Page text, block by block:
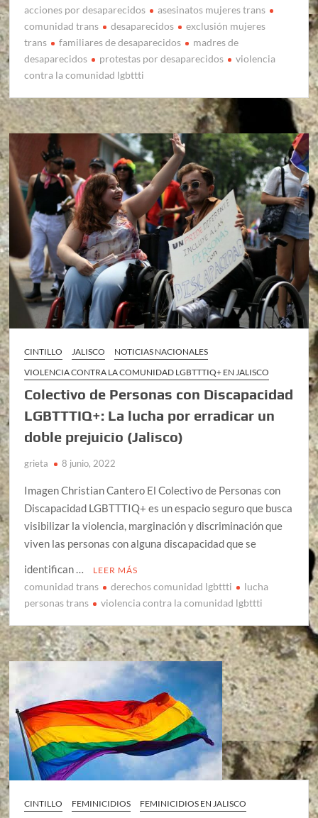
acciones por desaparecidos
asesinatos mujeres trans
comunidad trans
desaparecidos
exclusión mujeres
trans
familiares de desaparecidos
madres de
desaparecidos
protestas por desaparecidos
violencia
contra la comunidad lgbttti
CINTILLO JALISCO
NOTICIAS NACIONALES
VIOLENCIA CONTRA LA COMUNIDAD LGBTTTIQ+ EN JALISCO
Colectivo de Personas con Discapacidad
LGBTTTIQ+: La lucha por erradicar un
doble prejuicio (Jalisco)
grieta 8 junio, 2022
Imagen Christian Cantero El Colectivo de Personas con
Discapacidad LGBTTTIQ+ es un espacio seguro que busca
visibilizar la violencia, marginación y discriminación que
viven las personas con alguna discapacidad que se
identifican …
LEER MÁS
comunidad trans derechos comunidad lgbttti
lucha
personas trans
violencia contra la comunidad lgbttti
CINTILLO FEMINICIDIOS
FEMINICIDIOS EN JALISCO